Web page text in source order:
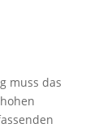
muss das